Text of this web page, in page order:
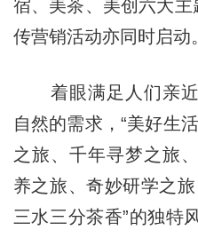
宿、美茶、美创六大主
传营销活动亦同时启动。
着眼满足人们亲近
自然的需求，“美好生
之旅、千年寻梦之旅
养之旅、奇妙研学之
三水三分茶香”的独特